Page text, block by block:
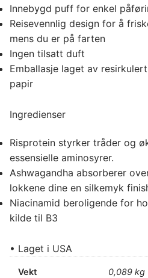
Innebygd puff for enkel
Reisevennlig design for å
mens du er på farten
Ingen tilsatt duft
Emballasje laget av
papir
Ingredienser
Risprotein styrker tråder og
essensielle aminosyrer.
Ashwagandha absorberer
lokkene dine en silkemyk
Niacinamid beroligende for
kilde til B3
• Laget i USA
Vekt 0,089 kg